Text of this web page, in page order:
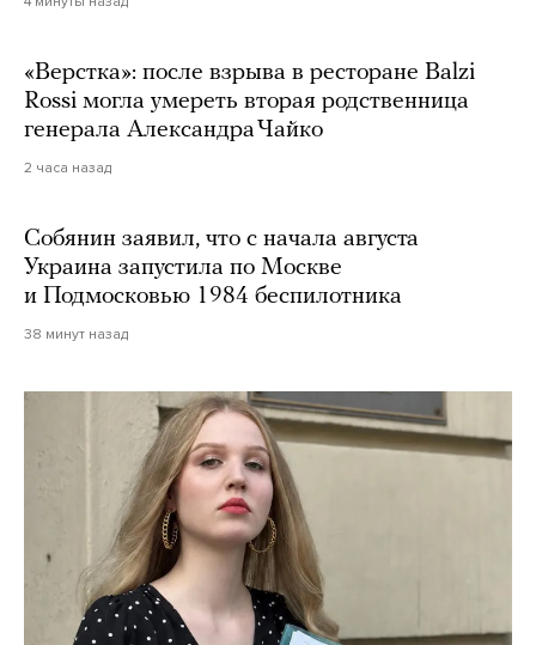
«Верстка»: после взрыва в ресторане Balzi
Rossi могла умереть вторая родственница
генерала Александра Чайко
2 часа назад
Собянин заявил, что с начала августа
Украина запустила по Москве
и Подмосковью 1984 беспилотника
38 минут назад